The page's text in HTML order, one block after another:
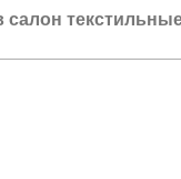
салон